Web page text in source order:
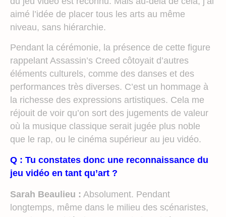
aimé l’idée de placer tous les arts au même
niveau, sans hiérarchie.
Pendant la cérémonie, la présence de cette figure
rappelant Assassin’s Creed côtoyait d’autres
éléments culturels, comme des danses et des
performances très diverses. C’est un hommage à
la richesse des expressions artistiques. Cela me
réjouit de voir qu’on sort des jugements de valeur
où la musique classique serait jugée plus noble
que le rap, ou le cinéma supérieur au jeu vidéo.
Q : Tu constates donc une reconnaissance du
jeu vidéo en tant qu’art ?
Sarah Beaulieu : Absolument. Pendant
longtemps, même dans le milieu des scénaristes,